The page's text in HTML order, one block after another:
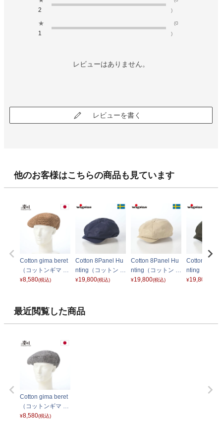
2
)
★
1
(0
)
レビューはありません。
レビューを書く
他のお客様はこちらの商品も見ています
Cotton gima beret
（コットンギマ ベ
レー） ナチュラル
¥8,580(税込)
Cotton 8Panel Hu
nting（コットン 8
パネル ハンチン
¥19,800(税込)
Cotton 8Panel Hu
nting（コットン 8
パネル ハンチン
¥19,800(税込)
Cotton
nting（コッ
パネル ハン
¥19,800
最近閲覧した商品
Cotton gima beret
（コットンギマ ベ
レー） グレー
¥8,580(税込)